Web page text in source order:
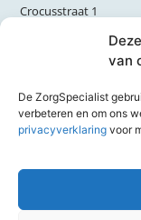
van
De ZorgSpecialist
verbeteren en om ons
privacyverklaring voor
Crocusstraat 1
2071 NW Santpoort-